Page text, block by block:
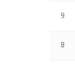
9
8